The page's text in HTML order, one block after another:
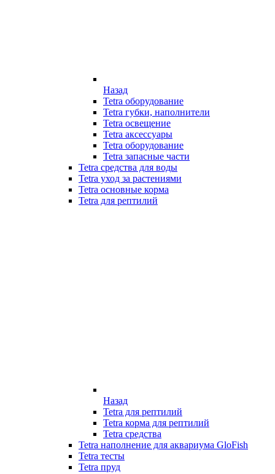
Назад
Tetra оборудование
Tetra губки, наполнители
Tetra освещение
Tetra аксессуары
Tetra оборудование
Tetra запасные части
Tetra средства для воды
Tetra уход за растениями
Tetra основные корма
Tetra для рептилий
Назад
Tetra для рептилий
Tetra корма для рептилий
Tetra средства
Tetra наполнение для аквариума GloFish
Tetra тесты
Tetra пруд